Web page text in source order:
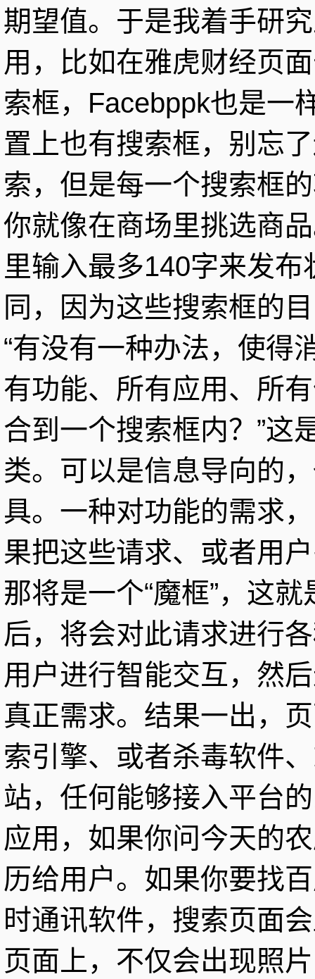
期望值。于是我着手研
用，比如在雅虎财经页
索框，Facebppk也是一
置上也有搜索框，别忘
索，但是每一个搜索框
你就像在商场里挑选商
里输入最多140字来发
同，因为这些搜索框的
“有没有一种办法，使得
有功能、所有应用、所
合到一个搜索框内？”这
类。可以是信息导向的
具。一种对功能的需求
果把这些请求、或者用
那将是一个“魔框”，这
后，将会对此请求进行
用户进行智能交互，然
真正需求。结果一出，
索引擎、或者杀毒软件
站，任何能够接入平台
应用，如果你问今天的
历给用户。如果你要找
时通讯软件，搜索页面
页面上，不仅会出现照